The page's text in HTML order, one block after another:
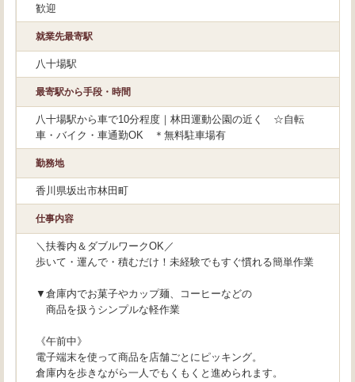
歓迎
就業先最寄駅
八十場駅
最寄駅から手段・時間
八十場駅から車で10分程度｜林田運動公園の近く ☆自転
車・バイク・車通勤OK ＊無料駐車場有
勤務地
香川県坂出市林田町
仕事内容
＼扶養内＆ダブルワークOK／
歩いて・運んで・積むだけ！未経験でもすぐ慣れる簡単作業
▼倉庫内でお菓子やカップ麺、コーヒーなどの
商品を扱うシンプルな軽作業
《午前中》
電子端末を使って商品を店舗ごとにピッキング。
倉庫内を歩きながら一人でもくもくと進められます。